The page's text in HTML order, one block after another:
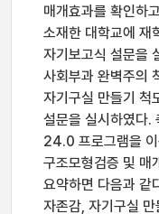
매개효과를 확인하
소재한 대학교에
자기보고식 설문을
사회부과 완벽주의
자기구실 만들기 척
설문을 실시하였다
24.0 프로그램을
구조모형검증 및 매
요약하면 다음과 같
자존감, 자기구실